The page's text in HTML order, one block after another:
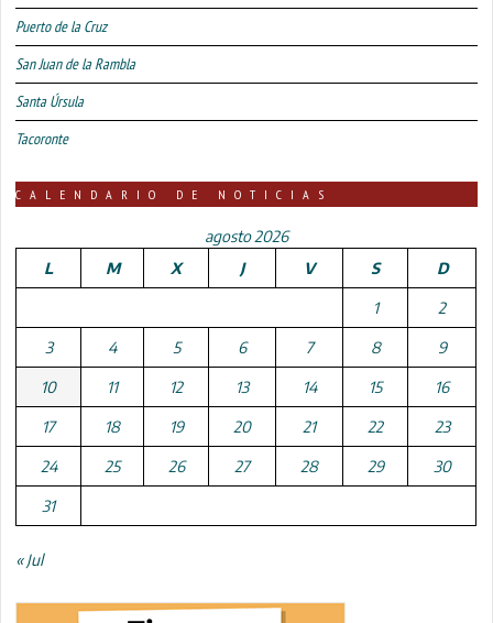
Puerto de la Cruz
San Juan de la Rambla
Santa Úrsula
Tacoronte
CALENDARIO DE NOTICIAS
agosto 2026
L
M X J V S D
1 2
3 4 5 6 7 8 9
10 11 12 13 14 15 16
17 18 19 20 21 22 23
24 25 26 27 28 29 30
31
« Jul